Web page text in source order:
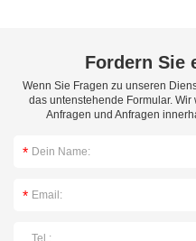
Fordern Sie
Wenn Sie Fragen zu unseren
das untenstehende Formular.
Anfragen und Anfragen